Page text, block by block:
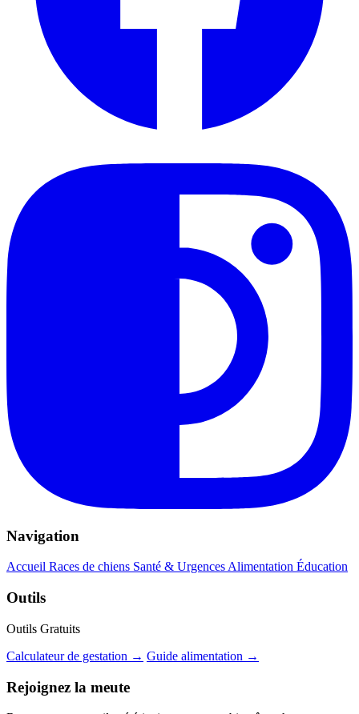
Navigation
Accueil Races de chiens Santé & UrgencesAlimentation Éducation
Outils
Outils Gratuits
Calculateur de gestation → Guide alimentation →
Rejoignez la meute